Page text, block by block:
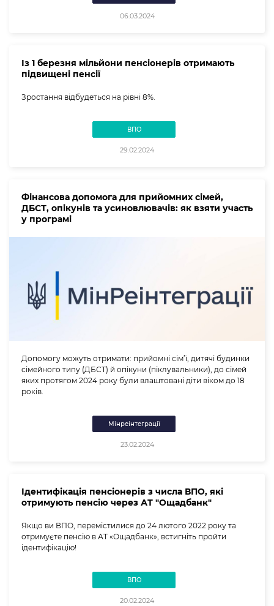
06.03.2024
Із 1 березня мільйони пенсіонерів отримають
підвищені пенсії
Зростання відбудеться на рівні 8%.
ВПО
29.02.2024
Фінансова допомога для прийомних сімей,
ДБСТ, опікунів та усиновлювачів: як взяти участь
у програмі
Допомогу можуть отримати: прийомні сім’ї, дитячі будинки
сімейного типу (ДБСТ) й опікуни (піклувальники), до сімей
яких протягом 2024 року були влаштовані діти віком до 18
років.
Мінреінтеграції
23.02.2024
Ідентифікація пенсіонерів з числа ВПО, які
отримують пенсію через АТ "Ощадбанк"
Якщо ви ВПО, перемістилися до 24 лютого 2022 року та
отримуєте пенсію в АТ «Ощадбанк», встигніть пройти
ідентифікацію!
ВПО
20.02.2024